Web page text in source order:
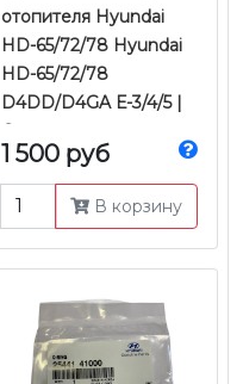
отопителя Hyundai
HD-65/72/78 Hyundai
HD-65/72/78
D4DD/D4GA Е-3/4/5 |
Оригинал
1 500 руб
В корзину